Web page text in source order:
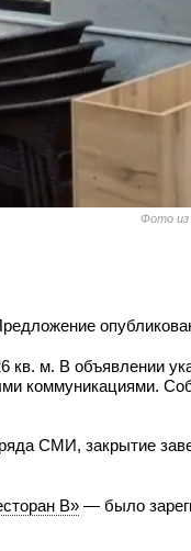
Фото из
м. В объявлении
коммуникациями.
СМИ, закрытие
В» — было